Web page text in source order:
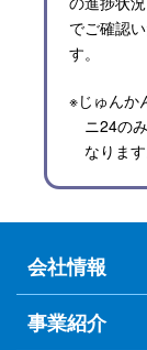
でご確認
す。
※じゅんか
ニ24の
なります
会社情報
事業紹介